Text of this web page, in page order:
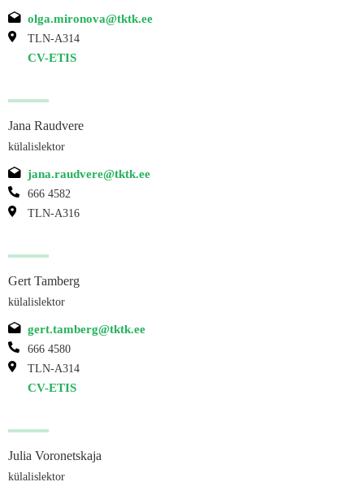
olga.mironova@tktk.ee
TLN-A314
CV-ETIS
Jana Raudvere
külalislektor
jana.raudvere@tktk.ee
666 4582
TLN-A316
Gert Tamberg
külalislektor
gert.tamberg@tktk.ee
666 4580
TLN-A314
CV-ETIS
Julia Voronetskaja
külalislektor